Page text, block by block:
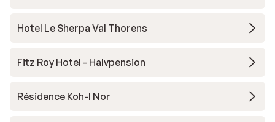
Hotel Le Sherpa Val Thorens
Fitz Roy Hotel - Halvpension
Résidence Koh-I Nor